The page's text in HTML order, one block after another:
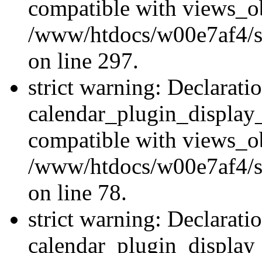
compatible with
/www/htdocs/w00e7af4/
on line 297.
strict warning:
compatible with
/www/htdocs/w00e7af4/
on line 78.
strict warning: